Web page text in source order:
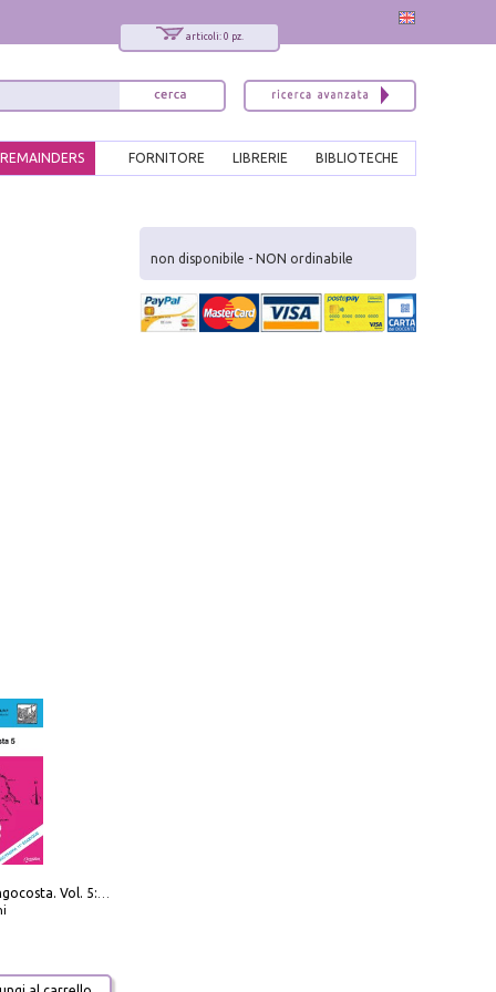
articoli: 0 pz.
BIBLIOTECHE
LIBRERIE
FORNITORE
REMAINDERS
Navigare Lungocosta. Vol. 5: Corsica e Sardegna
non disponibile - NON ordinabile
x
Interessato ai nostri libri?
Allora iscriviti alla nostra newsletter!
Sarai informato delle nostre novità, potrai
comunque cancellarti quando desideri.